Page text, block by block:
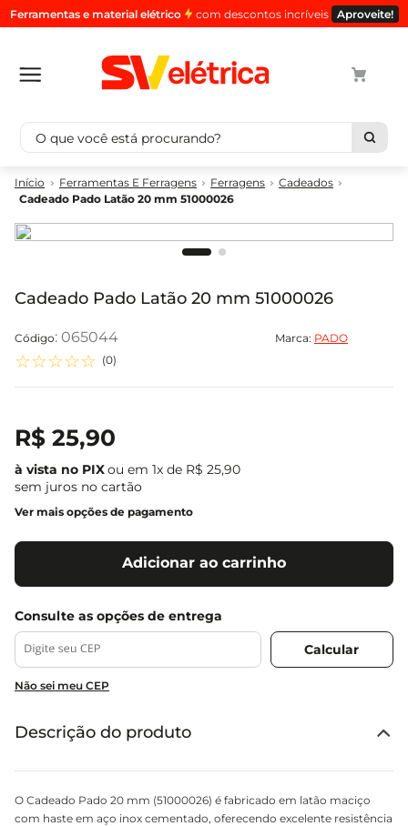
Ferramentas e material elétrico com descontos incríveis Aproveite!
O que você está procurando?
Ferramentas E Ferragens Ferragens
Cadeados
Cadeado Pado Latão 20 mm 51000026
Cadeado Pado Latão 20 mm 51000026
: 065044 Marca: PADO
☆☆☆☆☆ (0)
R$ 25,90
ou em 1x de R$ 25,90
sem juros no cartão
Ver mais opções de pagamento
Adicionar ao carrinho
Não sei meu CEP
Descrição do produto
O Cadeado Pado 20 mm (51000026) é fabricado em latão maciço
com haste em aço inox cementado, oferecendo excelente resistência
Termos mais buscados
2º
luminaria
4º
cabo pp